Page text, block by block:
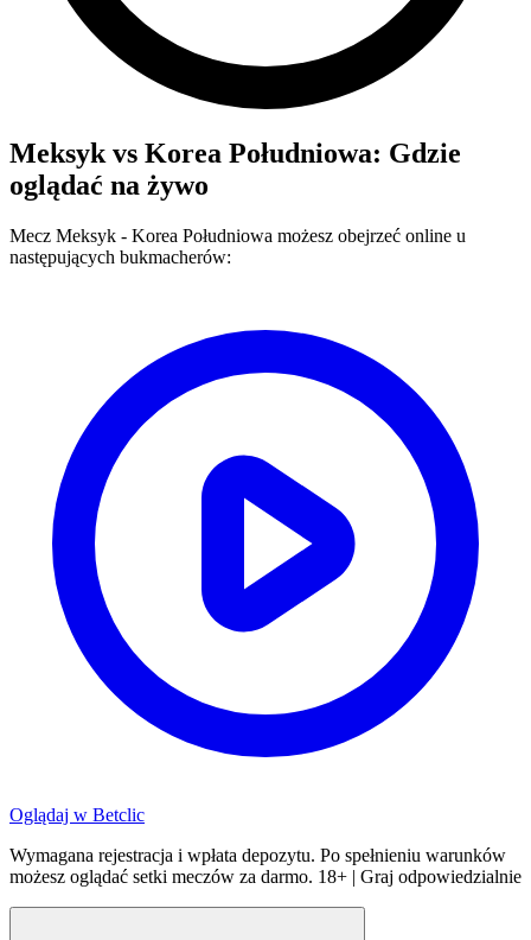
Meksyk vs Korea Południowa: Gdzie
oglądać na żywo
Mecz Meksyk - Korea Południowa możesz obejrzeć online u
następujących bukmacherów:
Oglądaj w Betclic
Wymagana rejestracja i wpłata depozytu. Po spełnieniu warunków
możesz oglądać setki meczów za darmo. 18+ | Graj odpowiedzialnie